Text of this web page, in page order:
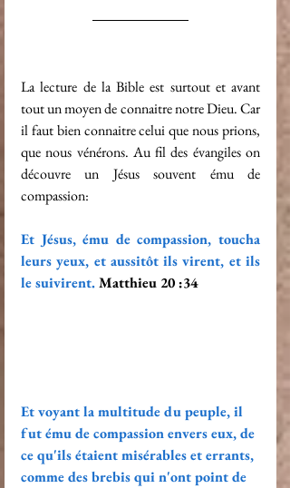
La lecture de la Bible est surtout et avant
tout un moyen de connaitre notre Dieu. Car
il faut bien connaitre celui que nous prions,
que nous vénérons. Au fil des évangiles on
découvre un Jésus souvent ému de
compassion:
Et Jésus, ému de compassion, toucha
leurs yeux, et aussitôt ils virent, et ils
le suivirent. Matthieu 20 :34
Et voyant la multitude du peuple, il
fut ému de compassion envers eux, de
ce qu'ils étaient misérables et errants,
comme des brebis qui n'ont point de